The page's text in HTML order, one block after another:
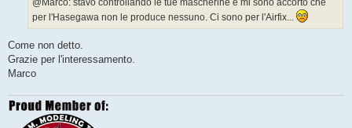
@Marco: stavo controllando le tue mascherine e mi sono accorto che
per l'Hasegawa non le produce nessuno. Ci sono per l'Airfix...
Come non detto.
Grazie per l'interessamento.
Marco